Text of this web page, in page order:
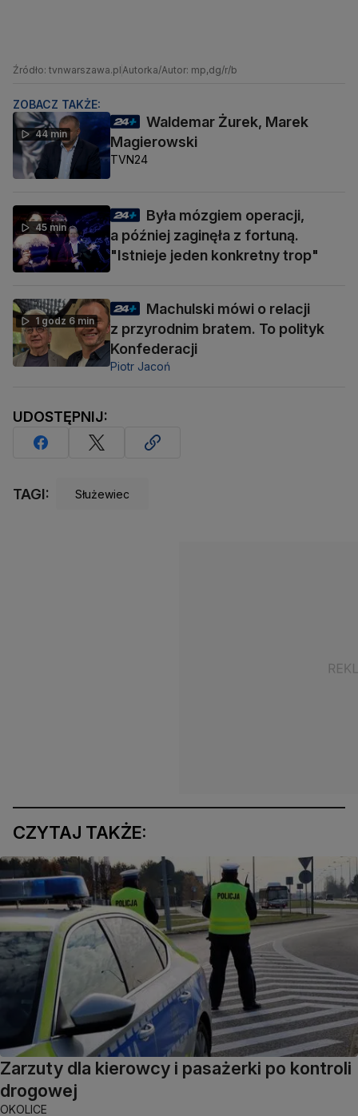
Źródło: tvnwarszawa.pl Autorka/Autor: mp,dg/r/b
ZOBACZ TAKŻE:
44 min
Waldemar Żurek, Marek
Magierowski
TVN24
45 min
Była mózgiem operacji,
a później zaginęła z fortuną.
"Istnieje jeden konkretny trop"
1 godz 6 min
Machulski mówi o relacji
z przyrodnim bratem. To polityk
Konfederacji
Piotr Jacoń
UDOSTĘPNIJ:
TAGI: Służewiec
CZYTAJ TAKŻE:
Zarzuty dla kierowcy i pasażerki po kontroli
drogowej
OKOLICE